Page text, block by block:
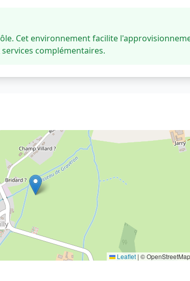
Cet environnement facilite
complémentaires.
Leaflet | ©
Voir sur